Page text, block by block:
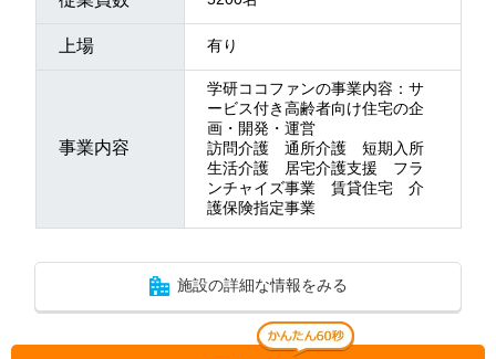
上場 有り
事業内容
学研ココファンの事業内容：サ
ービス付き高齢者向け住宅の企
画・開発・運営
訪問介護 通所介護 短期入所
生活介護 居宅介護支援 フラ
ンチャイズ事業 賃貸住宅 介
護保険指定事業
施設の詳細な情報をみる